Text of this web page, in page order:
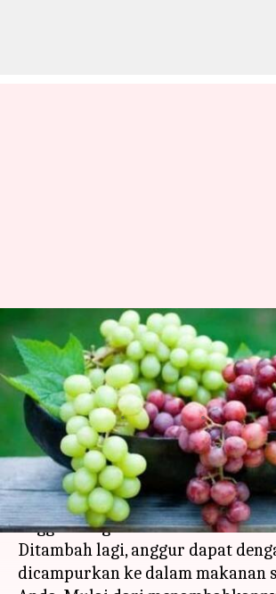
Berikut adalah
manfaat kesehatan
biasa dari makan
menulis Handoko Mar 16, 2023 10:50 am
Apa ceritanya
Buah favorit di antara banyak
anggur sangat berair dan lezat.
Ditambah lagi, anggur dapat
dicampurkan ke dalam makanan